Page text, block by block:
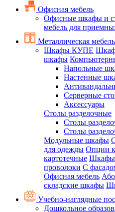
Офисная мебель
Офисные шкафы и
мебель для
Металлическая мебель
Шкафы КУПЕ
шкафы
Напольные
Настенные
Серверные
Аксессуары
Столы разделочные
Столы
Столы
Модульные шкафы
для одежды Опции
картотечные Шкафы
проволоки С
Офисная мебель
складские шкафы
Учебно-наглядные
Дошкольное